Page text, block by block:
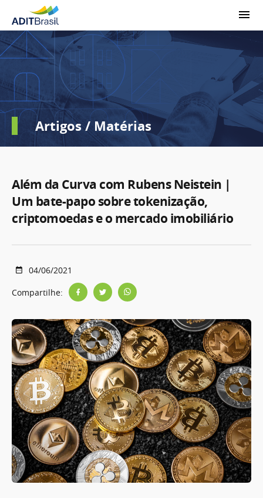
Artigos / Matérias
Além da Curva com Rubens Neistein |
Um bate-papo sobre tokenização,
criptomoedas e o mercado imobiliário
04/06/2021
Compartilhe: